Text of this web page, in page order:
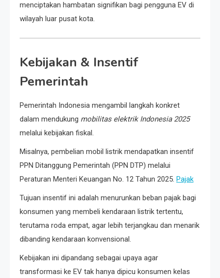
menciptakan hambatan signifikan bagi pengguna EV di
wilayah luar pusat kota.
Kebijakan & Insentif
Pemerintah
Pemerintah Indonesia mengambil langkah konkret
dalam mendukung mobilitas elektrik Indonesia 2025
melalui kebijakan fiskal.
Misalnya, pembelian mobil listrik mendapatkan insentif
PPN Ditanggung Pemerintah (PPN DTP) melalui
Peraturan Menteri Keuangan No. 12 Tahun 2025. Pajak
Tujuan insentif ini adalah menurunkan beban pajak bagi
konsumen yang membeli kendaraan listrik tertentu,
terutama roda empat, agar lebih terjangkau dan menarik
dibanding kendaraan konvensional.
Kebijakan ini dipandang sebagai upaya agar
transformasi ke EV tak hanya dipicu konsumen kelas